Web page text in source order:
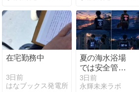
働で備え 夕方
にはリスク：
在宅勤務中
3日前
はなブックス発電所
夏の海水浴場
では安全管理
が重要
3日前
永輝未来ラボ